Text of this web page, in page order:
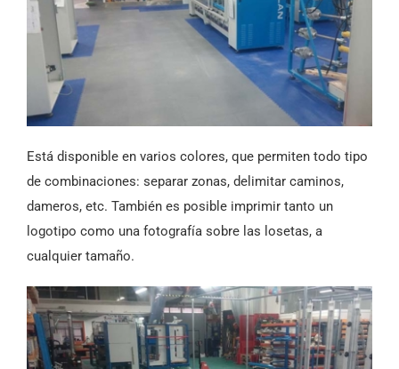
Está disponible en varios colores, que permiten todo tipo
de combinaciones: separar zonas, delimitar caminos,
dameros, etc. También es posible imprimir tanto un
logotipo como una fotografía sobre las losetas, a
cualquier tamaño.